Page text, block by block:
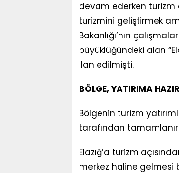
devam ederken turizm
turizmini geliştirmek
Bakanlığı’nın
büyüklüğündeki alan
ilan edilmişti.
BÖLGE, YATIRIMA
Bölgenin turizm
tarafından
Elazığ’a turizm
merkez haline gelmesi